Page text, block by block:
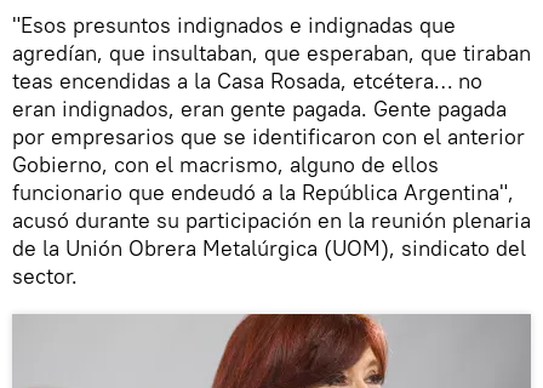
"Esos presuntos indignados e indignadas que
agredían, que insultaban, que esperaban, que tiraban
teas encendidas a la Casa Rosada, etcétera… no
eran indignados, eran gente pagada. Gente pagada
por empresarios que se identificaron con el anterior
Gobierno, con el macrismo, alguno de ellos
funcionario que endeudó a la República Argentina",
acusó durante su participación en la reunión plenaria
de la Unión Obrera Metalúrgica (UOM), sindicato del
sector.